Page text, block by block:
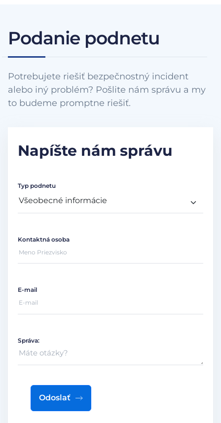
Podanie podnetu
Potrebujete riešiť bezpečnostný incident
alebo iný problém? Pošlite nám správu a my
to budeme promptne riešiť.
Napíšte nám správu
Typ podnetu
Kontaktná osoba
E-mail
Správa:
Odoslať